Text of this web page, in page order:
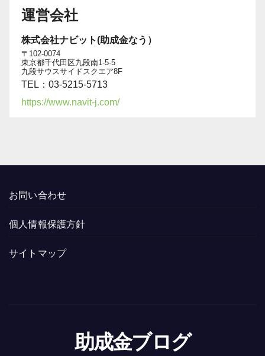
運営会社
株式会社ナビット(助成金なう）
〒102-0074
東京都千代田区九段南1-5-5
九段サウスサイドスクエア8F
TEL：03-5215-5713
https://www.navit-j.com/
お問い合わせ
個人情報保護方針
サイトマップ
助成金ブログ